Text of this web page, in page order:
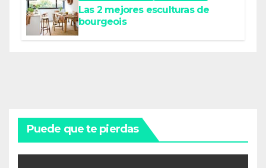
Las 2 mejores esculturas de
bourgeois
Puede que te pierdas